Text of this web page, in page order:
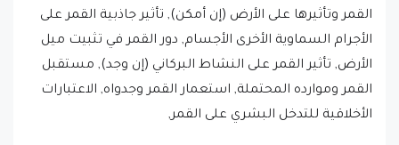
القمر وتأثيرها على الأرض (إن أمكن), تأثير جاذبية القمر على
الأجرام السماوية الأخرى الأجسام, دور القمر في تثبيت ميل
الأرض, تأثير القمر على النشاط البركاني (إن وجد), مستقبل
القمر وموارده المحتملة, استعمار القمر وجدواه, الاعتبارات
الأخلاقية للتدخل البشري على القمر,